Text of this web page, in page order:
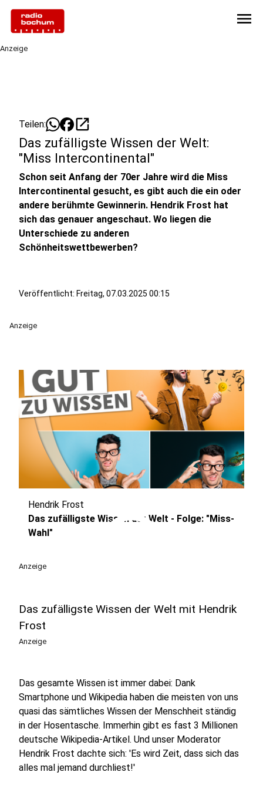
menu
Anzeige
Teilen: open_in_new
Das zufälligste Wissen der Welt:
"Miss Intercontinental"
Schon seit Anfang der 70er Jahre wird die Miss
Intercontinental gesucht, es gibt auch die ein oder
andere berühmte Gewinnerin. Hendrik Frost hat
sich das genauer angeschaut. Wo liegen die
Unterschiede zu anderen
Schönheitswettbewerben?
Veröffentlicht: Freitag, 07.03.2025 00:15
Anzeige
play_circle
Hendrik Frost
Das zufälligste Wissen der Welt - Folge: "Miss-
Wahl"
Anzeige
Das zufälligste Wissen der Welt mit Hendrik
Frost
Anzeige
Das gesamte Wissen ist immer dabei: Dank
Smartphone und Wikipedia haben die meisten von uns
quasi das sämtliches Wissen der Menschheit ständig
in der Hosentasche. Immerhin gibt es fast 3 Millionen
deutsche Wikipedia-Artikel. Und unser Moderator
Hendrik Frost dachte sich: 'Es wird Zeit, dass sich das
alles mal jemand durchliest!'